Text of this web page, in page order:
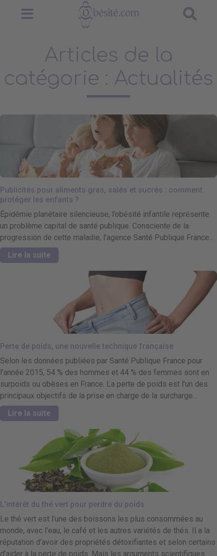
Articles de la
catégorie : Actualités
Publicités pour aliments gras, salés et sucrés : comment
protéger les enfants ?
Épidémie planétaire silencieuse, l’obésité infantile représente
un problème capital de santé publique. Consciente de la
progression de cette maladie, l’agence Santé Publique France...
Lire la suite
Perte de poids, une nouvelle technique française
Selon les données publiées par Santé Publique France pour
l’année 2015, 54 % des hommes et 44 % des femmes sont en
surpoids ou obèses en France. La perte de poids est l’un des
principaux objectifs de la prise en charge de la surcharge...
Lire la suite
L’intérêt du thé vert pour perdre du poids
Le thé vert est l’une des boissons les plus consommées au
monde, avec l’eau, le café et les autres variétés de thés. Il a la
réputation d’avoir des propriétés détoxifiantes et selon certains
d’aider à la perte de poids. Mais les arguments scientifiques...